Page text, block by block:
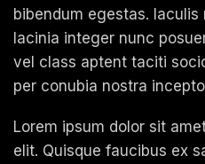
bibendum egestas.
lacinia integer nunc
vel class aptent taciti
per conubia nostra
Lorem ipsum dolor sit
elit. Quisque faucibus ex